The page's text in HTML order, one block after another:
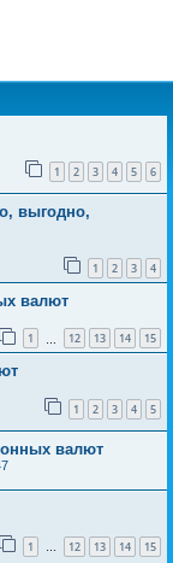
1 2 3 4 5 6
выгодно,
1 2 3 4
валют
1 12 13 14 15
1 2 3 4 5
валют
1 … 12 13 14 15